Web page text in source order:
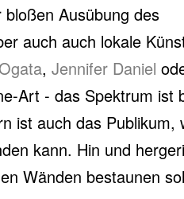
Ausübung des
auch auch lokale
, Jennifer Daniel
Art - das Spektrum ist
ist auch das Publikum,
kann. Hin und
Wänden bestaunen